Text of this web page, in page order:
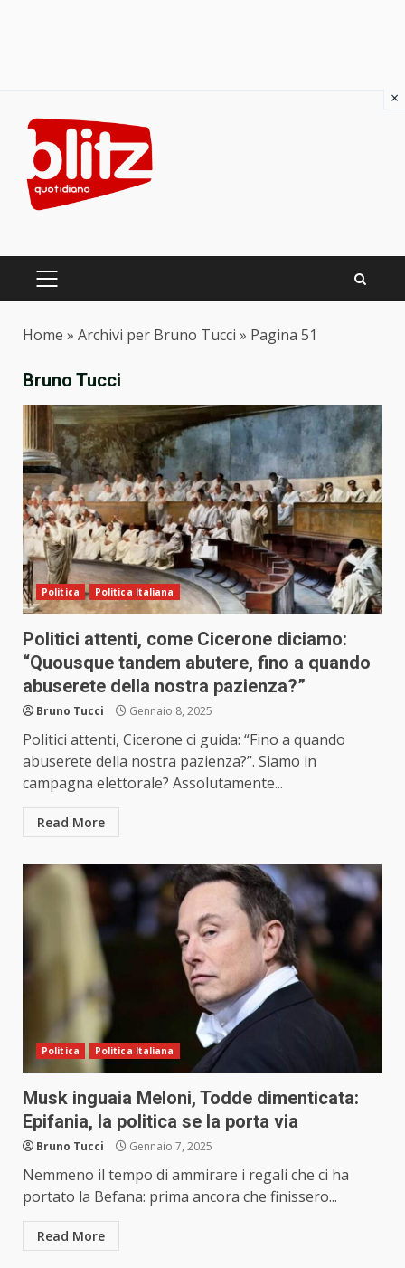
content
PRIMARY
Home » Archivi per Bruno Tucci » Pagina 51
Bruno Tucci
Politica Politica Italiana
Politici attenti, come Cicerone diciamo:
“Quousque tandem abutere, fino a quando
abuserete della nostra pazienza?”
Bruno Tucci Gennaio 8, 2025
Politici attenti, Cicerone ci guida: “Fino a quando
abuserete della nostra pazienza?”. Siamo in
campagna elettorale? Assolutamente...
Read More
Politica Politica Italiana
Musk inguaia Meloni, Todde dimenticata:
Epifania, la politica se la porta via
Bruno Tucci Gennaio 7, 2025
Nemmeno il tempo di ammirare i regali che ci ha
portato la Befana: prima ancora che finissero...
Read More
×